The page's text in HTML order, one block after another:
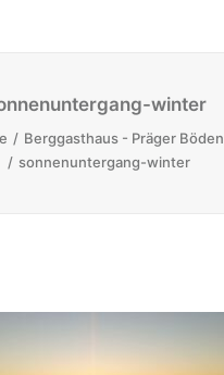
BÖDEN winter
Berggasthaus - Präger Böden
sonnenuntergang-winter